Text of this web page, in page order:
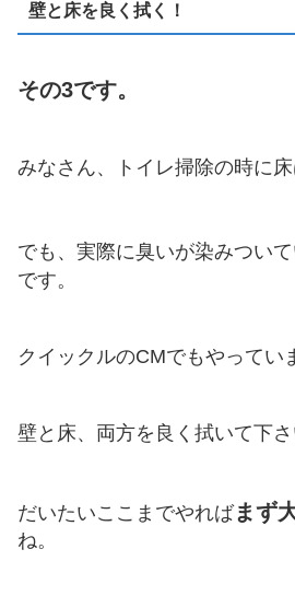
壁と床を良く拭く！
その3です。
みなさん、トイレ掃除の時に床
でも、実際に臭いが染みつい
です。
クイックルのCMでもやってい
壁と床、両方を良く拭いて下さ
だいたいここまでやればまず
ね。